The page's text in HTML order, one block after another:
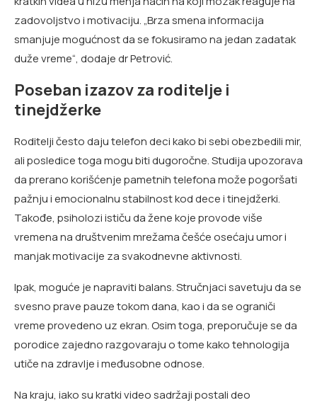
zadovoljstvo i motivaciju. „Brza smena informacija
smanjuje mogućnost da se fokusiramo na jedan zadatak
duže vreme“, dodaje dr Petrović.
Poseban izazov za roditelje i
tinejdžerke
Roditelji često daju telefon deci kako bi sebi obezbedili mir,
ali posledice toga mogu biti dugoročne. Studija upozorava
da prerano korišćenje pametnih telefona može pogoršati
pažnju i emocionalnu stabilnost kod dece i tinejdžerki.
Takođe, psiholozi ističu da žene koje provode više
vremena na društvenim mrežama češće osećaju umor i
manjak motivacije za svakodnevne aktivnosti.
Ipak, moguće je napraviti balans. Stručnjaci savetuju da se
svesno prave pauze tokom dana, kao i da se ograniči
vreme provedeno uz ekran. Osim toga, preporučuje se da
porodice zajedno razgovaraju o tome kako tehnologija
utiče na zdravlje i međusobne odnose.
Na kraju, iako su kratki video sadržaji postali deo